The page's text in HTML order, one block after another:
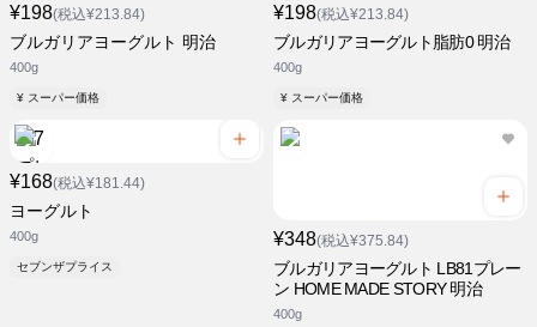
¥198(税込¥213.84)
ブルガリアヨーグルト 明治
400g
¥ スーパー価格
¥198(税込¥213.84)
ブルガリアヨーグルト脂肪0 明治
400g
¥ スーパー価格
¥168(税込¥181.44)
ヨーグルト
400g
セブンザプライス
¥348(税込¥375.84)
ブルガリアヨーグルト LB81プレー
ン HOME MADE STORY 明治
400g